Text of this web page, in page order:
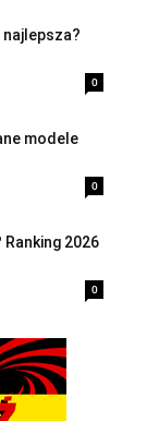
0
modele
0
2026
0